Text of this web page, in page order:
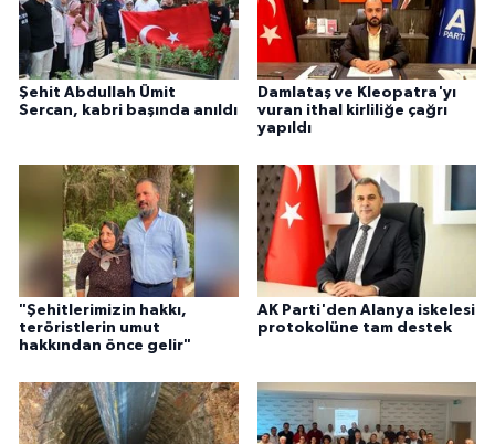
Şehit Abdullah Ümit
Sercan, kabri başında anıldı
Damlataş ve Kleopatra'yı
vuran ithal kirliliğe çağrı
yapıldı
"Şehitlerimizin hakkı,
teröristlerin umut
hakkından önce gelir"
AK Parti'den Alanya iskelesi
protokolüne tam destek